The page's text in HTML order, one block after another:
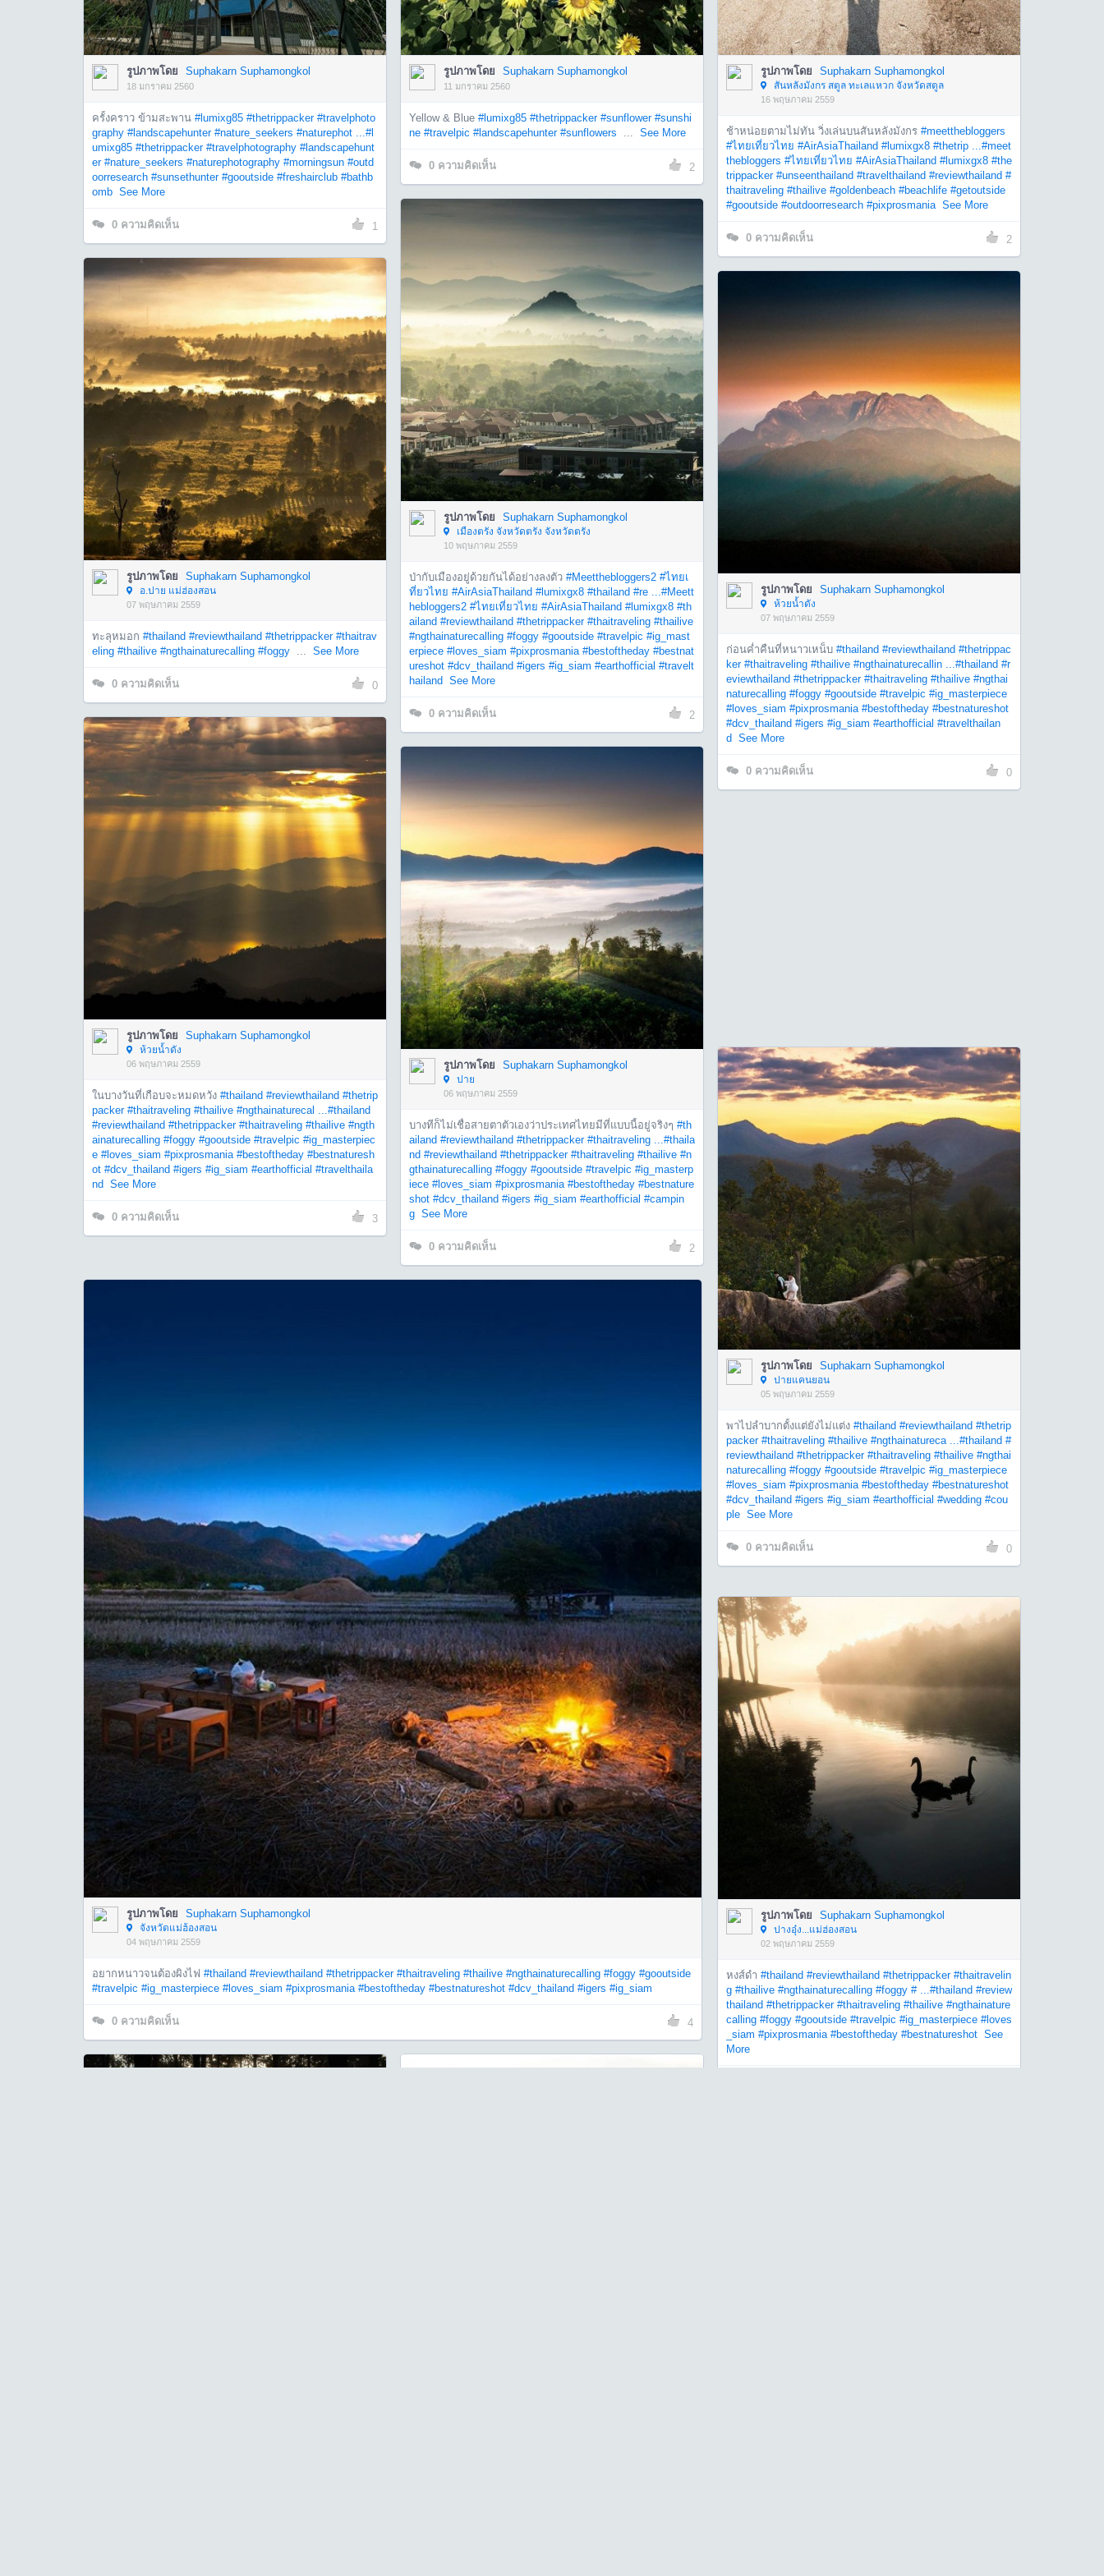
รูปภาพโดย Suphakarn Suphamongkol
18 มกราคม 2560
ครั้งคราว ข้ามสะพาน #lumixg85 #thetrippacker #travelphoto
graphy #landscapehunter #nature_seekers #naturephot ...#l
umixg85 #thetrippacker #travelphotography #landscapehunt
er #nature_seekers #naturephotography #morningsun #outd
oorresearch #sunsethunter #gooutside #freshairclub #bathb
omb See More
0 ความคิดเห็น 1
รูปภาพโดย Suphakarn Suphamongkol
11 มกราคม 2560
Yellow & Blue #lumixg85 #thetrippacker #sunflower #sunshi
ne #travelpic #landscapehunter #sunflowers ... See More
0 ความคิดเห็น 2
รูปภาพโดย Suphakarn Suphamongkol
สันหลังมังกร สตูล ทะเลแหวก จังหวัดสตูล
16 พฤษภาคม 2559
ช้าหน่อยตามไม่ทัน วิ่งเล่นบนสันหลังมังกร #meetthebloggers
#ไทยเที่ยวไทย #AirAsiaThailand #lumixgx8 #thetrip ...#meet
thebloggers #ไทยเที่ยวไทย #AirAsiaThailand #lumixgx8 #the
trippacker #unseenthailand #travelthailand #reviewthailand #
thaitraveling #thailive #goldenbeach #beachlife #getoutside
#gooutside #outdoorresearch #pixprosmania See More
0 ความคิดเห็น 2
รูปภาพโดย Suphakarn Suphamongkol
เมืองตรัง จังหวัดตรัง จังหวัดตรัง
10 พฤษภาคม 2559
ป่ากับเมืองอยู่ด้วยกันได้อย่างลงตัว #Meetthebloggers2 #ไทยเ
ที่ยวไทย #AirAsiaThailand #lumixgx8 #thailand #re ...#Meett
hebloggers2 #ไทยเที่ยวไทย #AirAsiaThailand #lumixgx8 #th
ailand #reviewthailand #thetrippacker #thaitraveling #thailive
#ngthainaturecalling #foggy #gooutside #travelpic #ig_mast
erpiece #loves_siam #pixprosmania #bestoftheday #bestnat
ureshot #dcv_thailand #igers #ig_siam #earthofficial #travelt
hailand See More
0 ความคิดเห็น 2
รูปภาพโดย Suphakarn Suphamongkol
อ.ปาย แม่ฮ่องสอน
07 พฤษภาคม 2559
ทะลุหมอก #thailand #reviewthailand #thetrippacker #thaitrav
eling #thailive #ngthainaturecalling #foggy ... See More
0 ความคิดเห็น 0
รูปภาพโดย Suphakarn Suphamongkol
ห้วยน้ำดัง
07 พฤษภาคม 2559
ก่อนค่ำคืนที่หนาวเหน็บ #thailand #reviewthailand #thetrippac
ker #thaitraveling #thailive #ngthainaturecallin ...#thailand #r
eviewthailand #thetrippacker #thaitraveling #thailive #ngthai
naturecalling #foggy #gooutside #travelpic #ig_masterpiece
#loves_siam #pixprosmania #bestoftheday #bestnatureshot
#dcv_thailand #igers #ig_siam #earthofficial #travelthailan
d See More
0 ความคิดเห็น 0
รูปภาพโดย Suphakarn Suphamongkol
ห้วยน้ำดัง
06 พฤษภาคม 2559
ในบางวันที่เกือบจะหมดหวัง #thailand #reviewthailand #thetrip
packer #thaitraveling #thailive #ngthainaturecal ...#thailand
#reviewthailand #thetrippacker #thaitraveling #thailive #ngth
ainaturecalling #foggy #gooutside #travelpic #ig_masterpiec
e #loves_siam #pixprosmania #bestoftheday #bestnaturesh
ot #dcv_thailand #igers #ig_siam #earthofficial #travelthaila
nd See More
0 ความคิดเห็น 3
รูปภาพโดย Suphakarn Suphamongkol
ปาย
06 พฤษภาคม 2559
บางทีก็ไม่เชื่อสายตาตัวเองว่าประเทศไทยมีที่แบบนี้อยู่จริงๆ #th
ailand #reviewthailand #thetrippacker #thaitraveling ...#thaila
nd #reviewthailand #thetrippacker #thaitraveling #thailive #n
gthainaturecalling #foggy #gooutside #travelpic #ig_masterp
iece #loves_siam #pixprosmania #bestoftheday #bestnature
shot #dcv_thailand #igers #ig_siam #earthofficial #campin
g See More
0 ความคิดเห็น 2
รูปภาพโดย Suphakarn Suphamongkol
ปายแคนยอน
05 พฤษภาคม 2559
พาไปลำบากตั้งแต่ยังไม่แต่ง #thailand #reviewthailand #thetrip
packer #thaitraveling #thailive #ngthainatureca ...#thailand #
reviewthailand #thetrippacker #thaitraveling #thailive #ngthai
naturecalling #foggy #gooutside #travelpic #ig_masterpiece
#loves_siam #pixprosmania #bestoftheday #bestnatureshot
#dcv_thailand #igers #ig_siam #earthofficial #wedding #cou
ple See More
0 ความคิดเห็น 0
รูปภาพโดย Suphakarn Suphamongkol
จังหวัดแม่ฮ้องสอน
04 พฤษภาคม 2559
อยากหนาวจนต้องผิงไฟ #thailand #reviewthailand #thetrippacker #thaitraveling #thailive #ngthainaturecalling #foggy #gooutside
#travelpic #ig_masterpiece #loves_siam #pixprosmania #bestoftheday #bestnatureshot #dcv_thailand #igers #ig_siam
0 ความคิดเห็น 4
รูปภาพโดย Suphakarn Suphamongkol
ปางอุ๋ง...แม่ฮ่องสอน
02 พฤษภาคม 2559
หงส์ดำ #thailand #reviewthailand #thetrippacker #thaitravelin
g #thailive #ngthainaturecalling #foggy # ...#thailand #review
thailand #thetrippacker #thaitraveling #thailive #ngthainature
calling #foggy #gooutside #travelpic #ig_masterpiece #loves
_siam #pixprosmania #bestoftheday #bestnatureshot See
More